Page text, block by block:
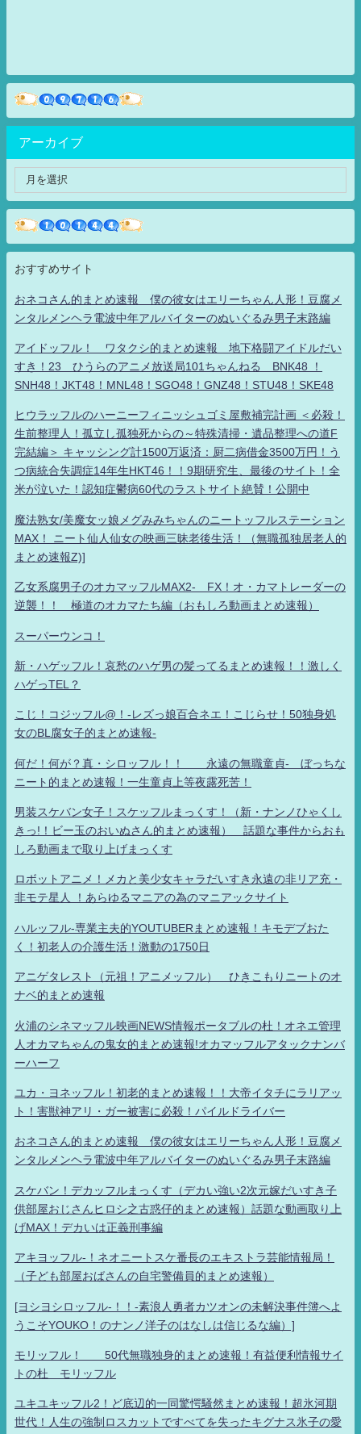
アーカイブ
おすすめサイト
おネコさん的まとめ速報 僕の彼女はエリーちゃん人形！豆腐メ
ンタルメンヘラ電波中年アルバイターのぬいぐるみ男子末路編
アイドッフル！ ワタクシ的まとめ速報 地下格闘アイドルだい
すき！23 ひうらのアニメ放送局101ちゃんねる BNK48 ！
SNH48！JKT48！MNL48！SGO48！GNZ48！STU48！SKE48
ヒウラッフルのハーニーフィニッシュゴミ屋敷補完計画 ＜必殺！
生前整理人！孤立し孤独死からの～特殊清掃・遺品整理への道F
完結編＞ キャッシング計1500万返済：厨二病借金3500万円！う
つ病統合失調症14年生HKT46！！9期研究生、最後のサイト！全
米が泣いた！認知症鬱病60代のラストサイト絶賛！公開中
魔法熟女/美魔女ッ娘メグみみちゃんのニートッフルステーション
MAX！ ニート仙人仙女の映画三昧老後生活！（無職孤独居老人的
まとめ速報Z)]
乙女系腐男子のオカマッフルMAX2- FX！オ・カマトレーダーの
逆襲！！ 極道のオカマたち編（おもしろ動画まとめ速報）
スーパーウンコ！
新・ハゲッフル！哀愁のハゲ男の髪ってるまとめ速報！！激しく
ハゲっTEL？
こじ！コジッフル@！-レズっ娘百合ネエ！こじらせ！50独身処
女のBL腐女子的まとめ速報-
何だ！何が？真・シロッフル！！ 永遠の無職童貞- ぼっちな
ニート的まとめ速報！一生童貞上等夜露死苦！
男装スケバン女子！スケッフルまっくす！（新・ナンノひゃくし
きっ!！ビー玉のおいぬさん的まとめ速報） 話題な事件からおも
しろ動画まで取り上げまっくす
ロボットアニメ！メカと美少女キャラだいすき永遠の非リア充・
非モテ星人 ！あらゆるマニアの為のマニアックサイト
ハルッフル-専業主夫的YOUTUBERまとめ速報！キモデブおた
く！初老人の介護生活！激動の1750日
アニゲタレスト（元祖！アニメッフル） ひきこもりニートのオ
ナベ的まとめ速報
火浦のシネマッフル映画NEWS情報ポータブルの杜！オネエ管理
人オカマちゃんの鬼女的まとめ速報!オカマッフルアタックナンバ
ーハーフ
ユカ・ヨネッフル！初老的まとめ速報！！大帝イタチにラリアッ
ト！害獣神アリ・ガー被害に必殺！パイルドライバー
おネコさん的まとめ速報 僕の彼女はエリーちゃん人形！豆腐メ
ンタルメンヘラ電波中年アルバイターのぬいぐるみ男子末路編
スケバン！デカッフルまっくす（デカい強い2次元嫁だいすき子
供部屋おじさんヒロシ之古惑仔的まとめ速報）話題な動画取り上
げMAX！デカいは正義刑事編
アキヨッフル-！ネオニートスケ番長のエキストラ芸能情報局！
（子ども部屋おばさんの自宅警備員的まとめ速報）
[ヨシヨシロッフル-！！-素浪人勇者カツオンの未解決事件簿へよ
うこそYOUKO！のナンノ洋子のはなしは信じるな編）]
モリッフル！ 50代無職独身的まとめ速報！有益便利情報サイ
トの杜 モリッフル
ユキユキッフル2！ど底辺的一同驚愕騒然まとめ速報！超氷河期
世代！人生の強制ロスカットですべてを失ったキグナス氷子の愛